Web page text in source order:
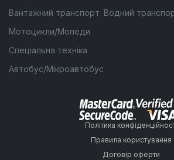
Вантажний транспорт
Мотоцикли/Мопеди
Спеціальна техніка
Автобус/Мікроавтобус
Водний
Політика
Правила користування
Договір оферти